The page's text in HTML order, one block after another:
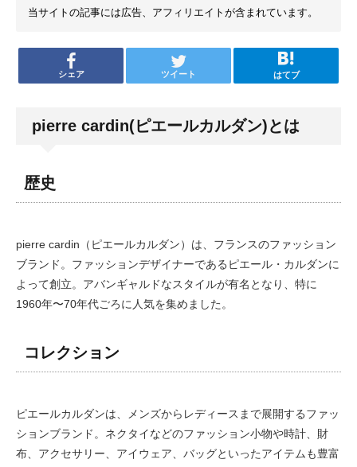
当サイトの記事には広告、アフィリエイトが含まれています。
シェア ツイート はてブ
pierre cardin(ピエールカルダン)とは
歴史
pierre cardin（ピエールカルダン）は、フランスのファッション
ブランド。ファッションデザイナーであるピエール・カルダンに
よって創立。アバンギャルドなスタイルが有名となり、特に
1960年〜70年代ごろに人気を集めました。
コレクション
ピエールカルダンは、メンズからレディースまで展開するファッ
ションブランド。ネクタイなどのファッション小物や時計、財
布、アクセサリー、アイウェア、バッグといったアイテムも豊富